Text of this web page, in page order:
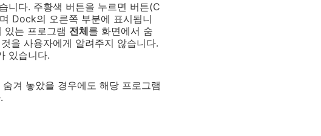
니다. 주황색 버튼을 누르면 버튼(C
Dock의 오른쪽 부분에 표시됩니
는 프로그램 전체를 화면에서 숨
을 사용자에게 알려주지 않습니다.
있습니다.
겨 놓았을 경우에도 해당 프로그램